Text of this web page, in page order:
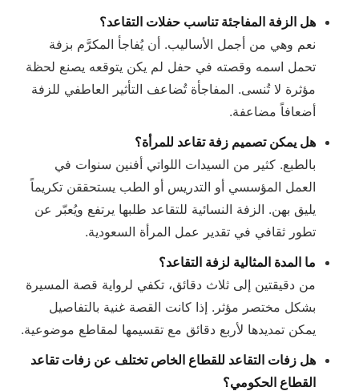
هل الزفة المفاجئة تناسب حفلات التقاعد؟
نعم وهي من أجمل الأساليب. أن يُفاجأ المكرَّم بزفة
تحمل اسمه وقصته في حفل لم يكن يتوقعه يصنع لحظة
مؤثرة لا تُنسى. المفاجأة تُضاعف التأثير العاطفي للزفة
أضعافاً مضاعفة.
هل يمكن تصميم زفة تقاعد للمرأة؟
بالطبع. كثير من السيدات اللواتي أفنين سنوات في
العمل المؤسسي أو التدريس أو الطب يستحققن تكريماً
يليق بهن. الزفة النسائية للتقاعد طلبها يرتفع ويُعبّر عن
تطور ثقافي في تقدير عمل المرأة السعودية.
ما المدة المثالية لزفة التقاعد؟
من دقيقتين إلى ثلاث دقائق، تكفي لرواية قصة المسيرة
بشكل مختصر مؤثر. إذا كانت القصة غنية بالتفاصيل
يمكن تمديدها لأربع دقائق مع تقسيمها لمقاطع موضوعية.
هل زفات التقاعد للقطاع الخاص تختلف عن زفات تقاعد
القطاع الحكومي؟